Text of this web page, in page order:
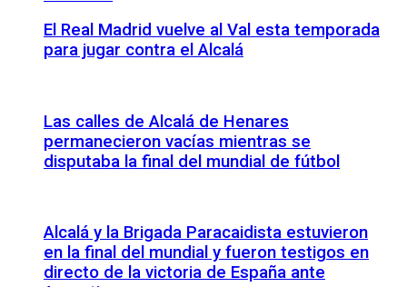
El Real Madrid vuelve al Val esta temporada
para jugar contra el Alcalá
Las calles de Alcalá de Henares
permanecieron vacías mientras se
disputaba la final del mundial de fútbol
Alcalá y la Brigada Paracaidista estuvieron
en la final del mundial y fueron testigos en
directo de la victoria de España ante